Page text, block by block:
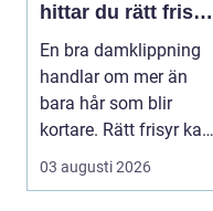
hittar du rätt frisör
och stil
En bra damklippning
handlar om mer än
bara hår som blir
kortare. Rätt frisyr kan
förstärka ansiktsfo...
03 augusti 2026